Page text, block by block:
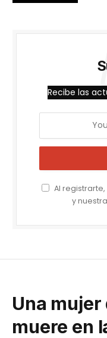
Recibe las
Al
y nuestra
Una mujer
muere en